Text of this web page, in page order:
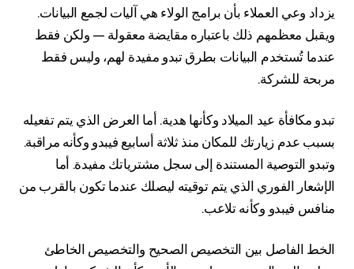
يزداد وعي العملاء بأن برامج الولاء هي آليات لجمع البيانات.
ويقبل معظمهم ذلك باعتباره مقايضة معقولة — ولكن فقط
عندما تُستخدم البيانات بطرق تبدو مفيدة لهم، وليس فقط
مربحة للشركة.
تبدو مكافأة عيد الميلاد وكأنها هدية. أما العرض الذي يتم تفعيله
بسبب عدم زيارتك للمكان منذ ثلاثة أسابيع فيبدو وكأنه مراقبة.
وتبدو التوصية المستندة إلى سجل مشترياتك مفيدة. أما
الإشعار الفوري الذي يتم توقيته ليصلك عندما تكون بالقرب من
منافس فيبدو وكأنه تلاعب.
الخط الفاصل بين التخصيص الصحيح والتخصيص الخاطئ